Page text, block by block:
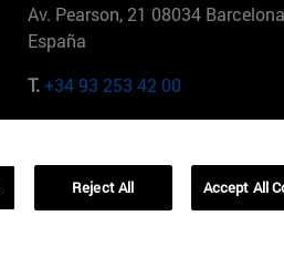
Av. Pearson, 21 08034 Barcelona
España
T.+34 93 253 42 00
01321001 Bela Vista Brasil
Reject All Accept All